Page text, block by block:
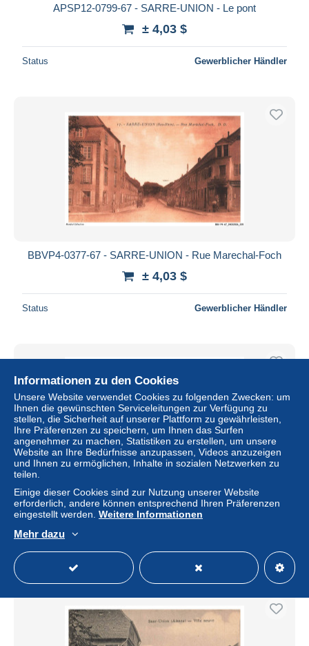
APSP12-0799-67 - SARRE-UNION - Le pont
± 4,03 $
Status Gewerblicher Händler
BBVP4-0377-67 - SARRE-UNION - Rue Marechal-Foch
± 4,03 $
Status Gewerblicher Händler
BBVP4-0357-67 - SARRE-UNION - Ville neuve
± 4,03 $
Status Gewerblicher Händler
Informationen zu den Cookies
Unsere Website verwendet Cookies zu folgenden Zwecken: um
Ihnen die gewünschten Serviceleitungen zur Verfügung zu
stellen, die Sicherheit auf unserer Plattform zu gewährleisten,
Ihre Präferenzen zu speichern, um Ihnen das Surfen
angenehmer zu machen, Statistiken zu erstellen, um unsere
Website an Ihre Bedürfnisse anzupassen, Videos anzuzeigen
und Ihnen zu ermöglichen, Inhalte in sozialen Netzwerken zu
teilen.
Einige dieser Cookies sind zur Nutzung unserer Website
erforderlich, andere können entsprechend Ihren Präferenzen
eingestellt werden. Weitere Informationen
Mehr dazu